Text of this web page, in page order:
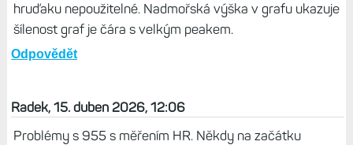
hruďaku nepoužitelné. Nadmořská výška v grafu ukazuje
šílenost graf je čára s velkým peakem.
Odpovědět
Radek, 15. duben 2026, 12:06
Problémy s 955 s měřením HR. Někdy na začátku